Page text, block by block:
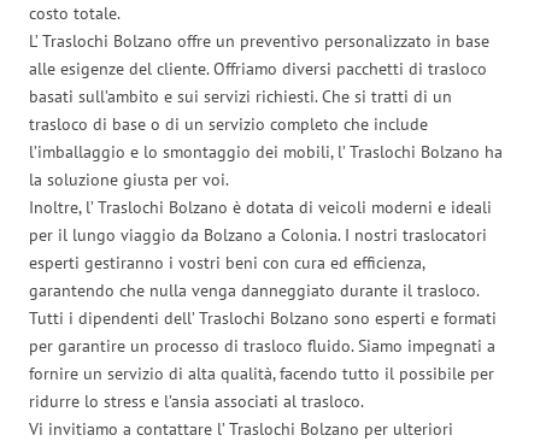
costo totale.
L’ Traslochi Bolzano offre un preventivo personalizzato in base
alle esigenze del cliente. Offriamo diversi pacchetti di trasloco
basati sull’ambito e sui servizi richiesti. Che si tratti di un
trasloco di base o di un servizio completo che include
l’imballaggio e lo smontaggio dei mobili, l’ Traslochi Bolzano ha
la soluzione giusta per voi.
Inoltre, l’ Traslochi Bolzano è dotata di veicoli moderni e ideali
per il lungo viaggio da Bolzano a Colonia. I nostri traslocatori
esperti gestiranno i vostri beni con cura ed efficienza,
garantendo che nulla venga danneggiato durante il trasloco.
Tutti i dipendenti dell’ Traslochi Bolzano sono esperti e formati
per garantire un processo di trasloco fluido. Siamo impegnati a
fornire un servizio di alta qualità, facendo tutto il possibile per
ridurre lo stress e l’ansia associati al trasloco.
Vi invitiamo a contattare l’ Traslochi Bolzano per ulteriori